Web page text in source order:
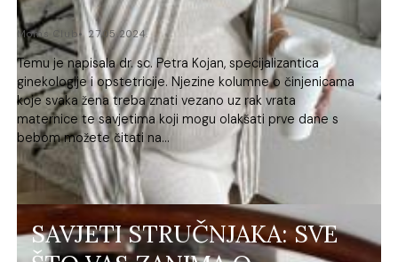
Moms Club 27.05.2024.
Temu je napisala dr. sc. Petra Kojan, specijalizantica
ginekologije i opstetricije. Njezine kolumne o činjenicama
koje svaka žena treba znati vezano uz rak vrata
maternice te savjetima koji mogu olakšati prve dane s
bebom možete čitati na...
SAVJETI STRUČNJAKA: SVE